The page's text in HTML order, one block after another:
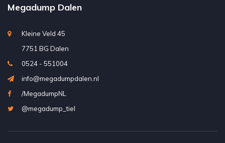
Megadump Dalen
Kleine Veld 45
7751 BG Dalen
0524 - 551004
info@megadumpdalen.nl
/MegadumpNL
@megadump_tiel